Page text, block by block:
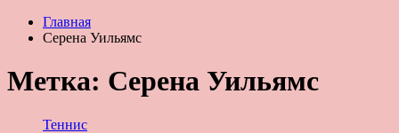
Главная
Серена Уильямс
Метка: Серена Уильямс
Теннис